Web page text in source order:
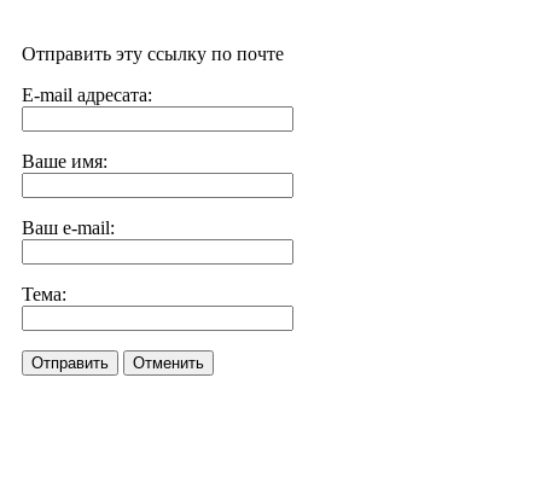
Отправить эту ссылку по почте
E-mail адресата:
Ваше имя:
Ваш e-mail:
Тема:
Отправить Отменить